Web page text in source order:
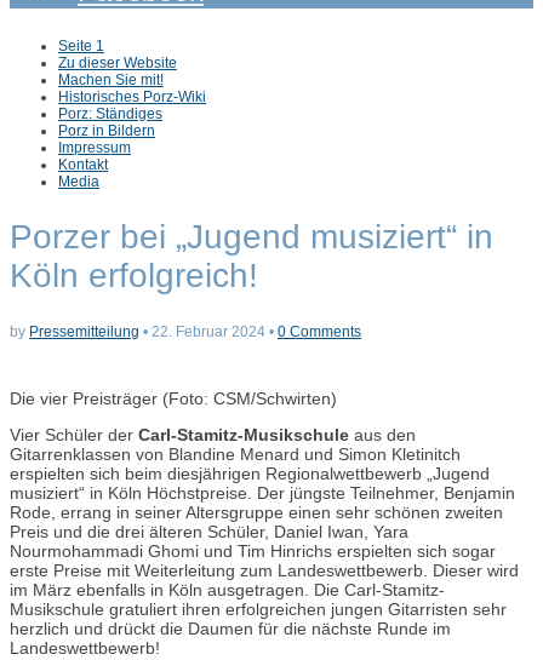
menu
Seite 1
Zu dieser Website
Machen Sie mit!
Historisches Porz-Wiki
Porz: Ständiges
Porz in Bildern
Impressum
Kontakt
Media
Porzer bei „Jugend musiziert“ in
Köln erfolgreich!
by Pressemitteilung • 22. Februar 2024 • 0 Comments
Die vier Preisträger (Foto: CSM/Schwirten)
Vier Schüler der Carl-Stamitz-Musikschule aus den
Gitarrenklassen von Blandine Menard und Simon Kletinitch
erspielten sich beim diesjährigen Regionalwettbewerb „Jugend
musiziert“ in Köln Höchstpreise. Der jüngste Teilnehmer, Benjamin
Rode, errang in seiner Altersgruppe einen sehr schönen zweiten
Preis und die drei älteren Schüler, Daniel Iwan, Yara
Nourmohammadi Ghomi und Tim Hinrichs erspielten sich sogar
erste Preise mit Weiterleitung zum Landeswettbewerb. Dieser wird
im März ebenfalls in Köln ausgetragen. Die Carl-Stamitz-
Musikschule gratuliert ihren erfolgreichen jungen Gitarristen sehr
herzlich und drückt die Daumen für die nächste Runde im
Landeswettbewerb!